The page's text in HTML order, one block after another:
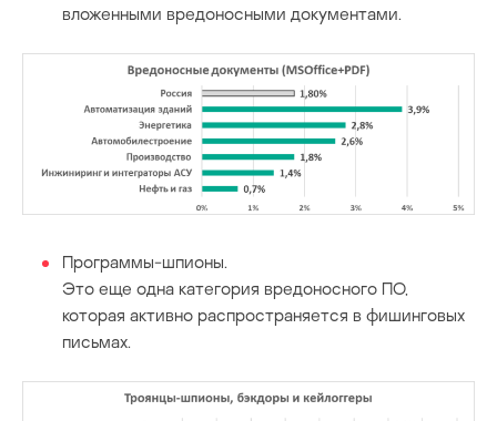
вложенными вредоносными документами.
Программы-шпионы.
Это еще одна категория вредоносного ПО,
которая активно распространяется в фишинговых
письмах.